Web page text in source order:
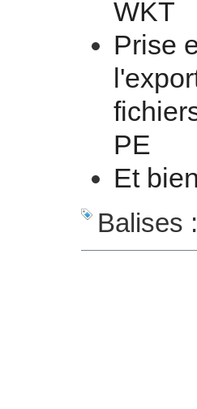
WKT
Prise
PE
Et
Balises